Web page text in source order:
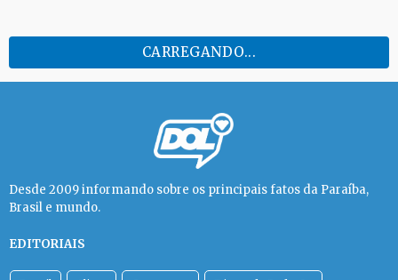
GRANDE FINAL
Botafogo-PB vira sobre o Sousa e
vence a partida de ida da final do
Campeonato Paraibano 2026
Marcelo Duarte abre o placar para o Dinossauro,
mas Belo reage no segundo tempo com gols de